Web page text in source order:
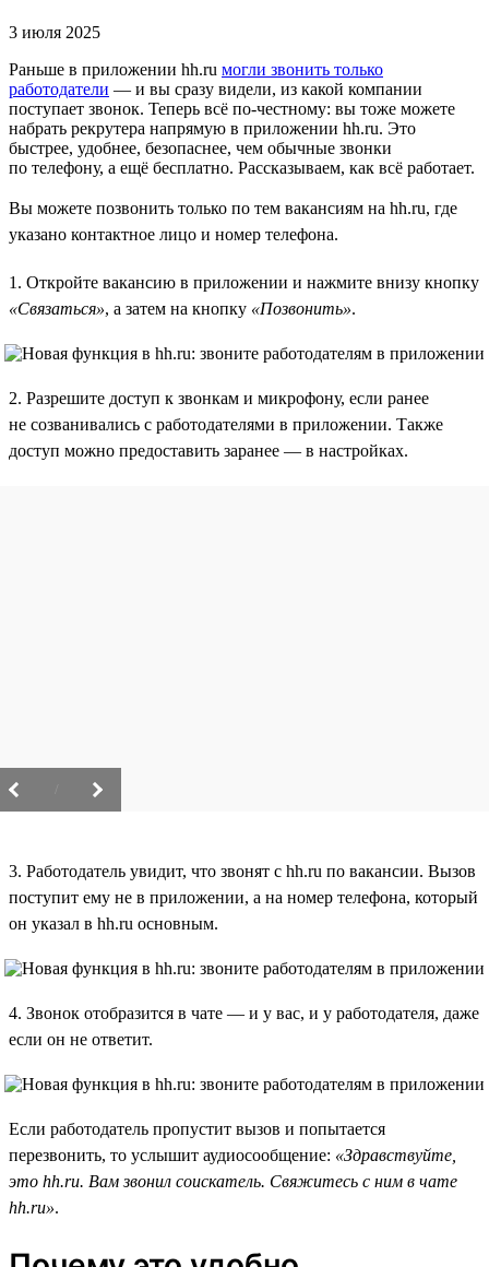
3 июля 2025
Раньше в приложении hh.ru могли звонить только
работодатели — и вы сразу видели, из какой компании
поступает звонок. Теперь всё по-честному: вы тоже можете
набрать рекрутера напрямую в приложении hh.ru. Это
быстрее, удобнее, безопаснее, чем обычные звонки
по телефону, а ещё бесплатно. Рассказываем, как всё работает.
Вы можете позвонить только по тем вакансиям на hh.ru, где
указано контактное лицо и номер телефона.
1. Откройте вакансию в приложении и нажмите внизу кнопку
«Связаться», а затем на кнопку «Позвонить».
2. Разрешите доступ к звонкам и микрофону, если ранее
не созванивались с работодателями в приложении. Также
доступ можно предоставить заранее — в настройках.
3. Работодатель увидит, что звонят с hh.ru по вакансии. Вызов
поступит ему не в приложении, а на номер телефона, который
он указал в hh.ru основным.
4. Звонок отобразится в чате — и у вас, и у работодателя, даже
если он не ответит.
Если работодатель пропустит вызов и попытается
перезвонить, то услышит аудиосообщение: «Здравствуйте,
это hh.ru. Вам звонил соискатель. Свяжитесь с ним в чате
hh.ru».